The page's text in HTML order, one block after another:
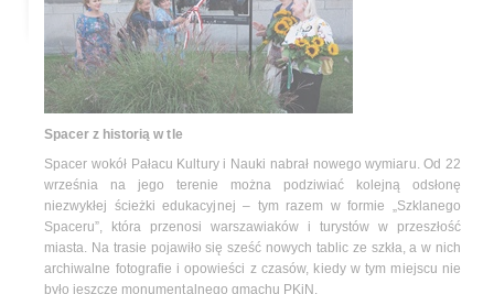
Spacer z historią w tle
Spacer wokół Pałacu Kultury i Nauki nabrał nowego wymiaru. Od 22
września na jego terenie można podziwiać kolejną odsłonę
niezwykłej ścieżki edukacyjnej – tym razem w formie „Szklanego
Spaceru”, która przenosi warszawiaków i turystów w przeszłość
miasta. Na trasie pojawiło się sześć nowych tablic ze szkła, a w nich
archiwalne fotografie i opowieści z czasów, kiedy w tym miejscu nie
było jeszcze monumentalnego gmachu PKiN.